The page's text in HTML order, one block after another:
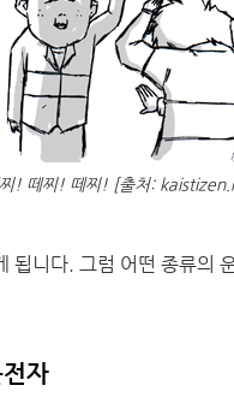
! 떼찌! 떼찌! [출처:
됩니다. 그럼 어떤 종류의
자